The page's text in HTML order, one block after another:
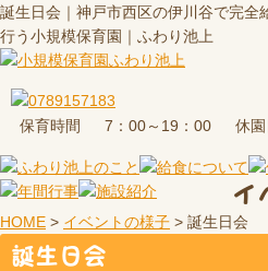
誕生日会｜神戸市西区の伊川谷で完全
行う小規模保育園｜ふわり池上
保育時間 7：00～19：00 休園
イ
HOME > イベントの様子 > 誕生日会
誕生日会